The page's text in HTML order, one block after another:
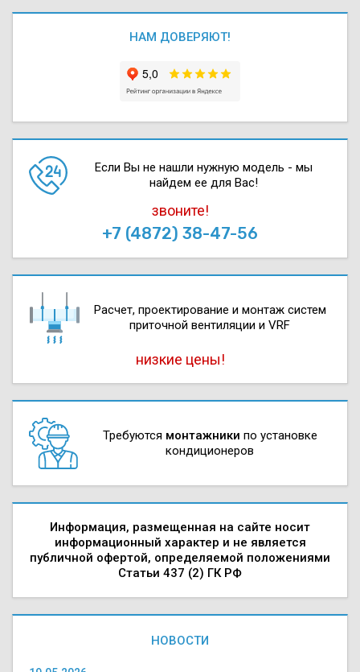
НАМ ДОВЕРЯЮТ!
Если Вы не нашли нужную модель - мы
найдем ее для Вас!
звоните!
+7 (4872) 38-47-56
Расчет, проектирова­ние и монтаж систем
приточной вентиляции и VRF
низкие цены!
Требуются монтажники по установке
кондиционеров
Информация, размещенная на сайте носит
информационный характер и не является
публичной офертой, определяемой положениями
Статьи 437 (2) ГК РФ
НОВОСТИ